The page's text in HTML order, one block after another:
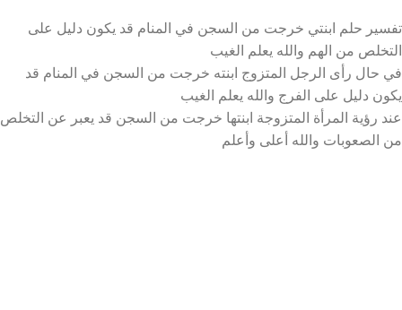
تفسير حلم ابنتي خرجت من السجن في المنام قد يكون دليل على
التخلص من الهم والله يعلم الغيب
في حال رأى الرجل المتزوج ابنته خرجت من السجن في المنام قد
يكون دليل على الفرج والله يعلم الغيب
عند رؤية المرأة المتزوجة ابنتها خرجت من السجن قد يعبر عن التخلص
من الصعوبات والله أعلى وأعلم